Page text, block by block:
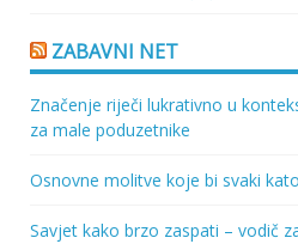
ZABAVNI NET
Značenje riječi lukrativno u
za male poduzetnike
Osnovne molitve koje bi svaki
Savjet kako brzo zaspati – vodič